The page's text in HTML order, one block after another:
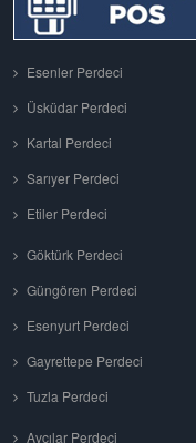
Esenler Perdeci
Üsküdar Perdeci
Kartal Perdeci
Sarıyer Perdeci
Etiler Perdeci
Göktürk Perdeci
Güngören Perdeci
Esenyurt Perdeci
Gayrettepe Perdeci
Tuzla Perdeci
Avcılar Perdeci